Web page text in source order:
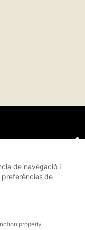
de navegació i
preferències de
properly.